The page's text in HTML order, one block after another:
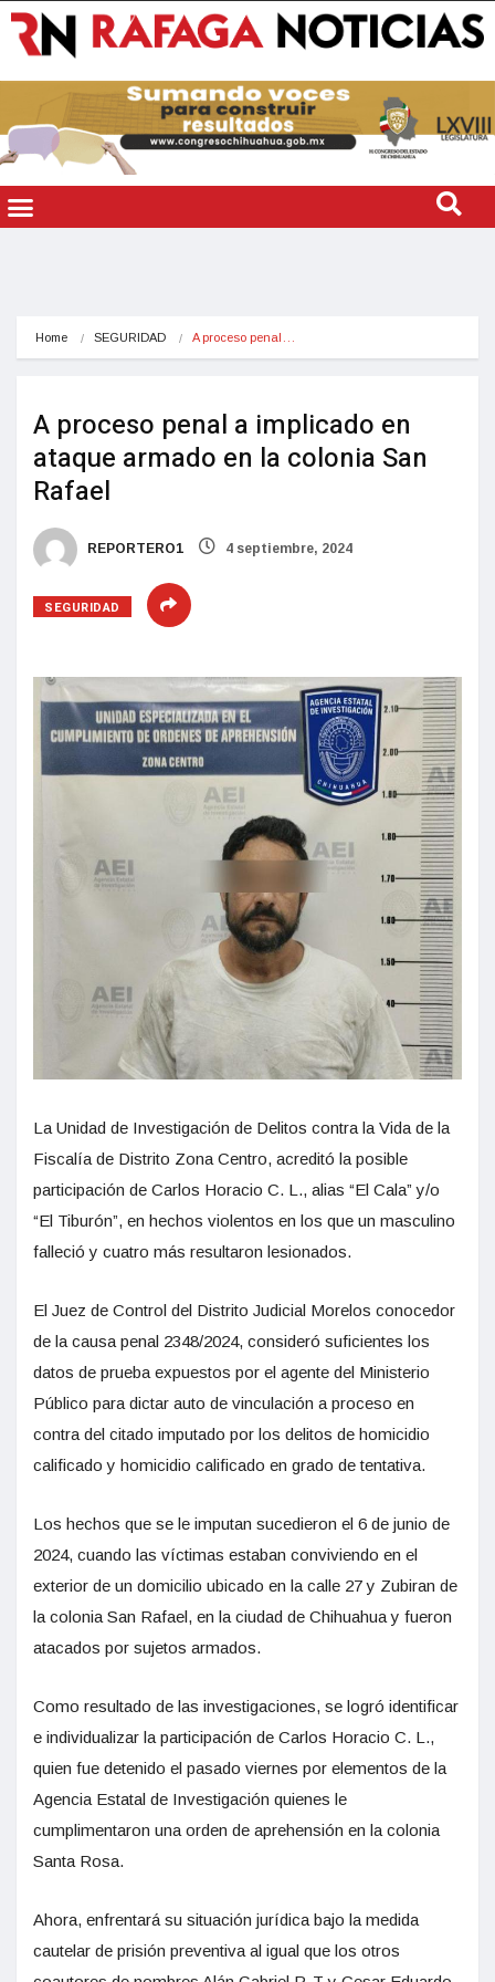
Home SEGURIDAD A proceso penal…
A proceso penal a implicado en
ataque armado en la colonia San
Rafael
REPORTERO1 4 septiembre, 2024
SEGURIDAD
La Unidad de Investigación de Delitos contra la Vida de la
Fiscalía de Distrito Zona Centro, acreditó la posible
participación de Carlos Horacio C. L., alias “El Cala” y/o
“El Tiburón”, en hechos violentos en los que un masculino
falleció y cuatro más resultaron lesionados.
El Juez de Control del Distrito Judicial Morelos conocedor
de la causa penal 2348/2024, consideró suficientes los
datos de prueba expuestos por el agente del Ministerio
Público para dictar auto de vinculación a proceso en
contra del citado imputado por los delitos de homicidio
calificado y homicidio calificado en grado de tentativa.
Los hechos que se le imputan sucedieron el 6 de junio de
2024, cuando las víctimas estaban conviviendo en el
exterior de un domicilio ubicado en la calle 27 y Zubiran de
la colonia San Rafael, en la ciudad de Chihuahua y fueron
atacados por sujetos armados.
Como resultado de las investigaciones, se logró identificar
e individualizar la participación de Carlos Horacio C. L.,
quien fue detenido el pasado viernes por elementos de la
Agencia Estatal de Investigación quienes le
cumplimentaron una orden de aprehensión en la colonia
Santa Rosa.
Ahora, enfrentará su situación jurídica bajo la medida
cautelar de prisión preventiva al igual que los otros